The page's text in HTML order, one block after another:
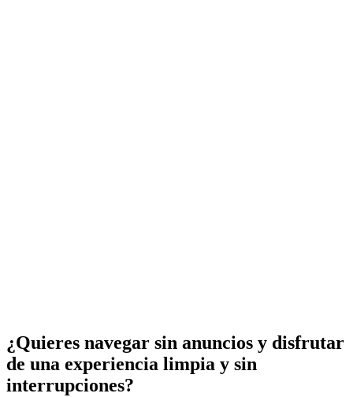
¿Quieres navegar sin anuncios y disfrutar
de una experiencia limpia y sin
interrupciones?